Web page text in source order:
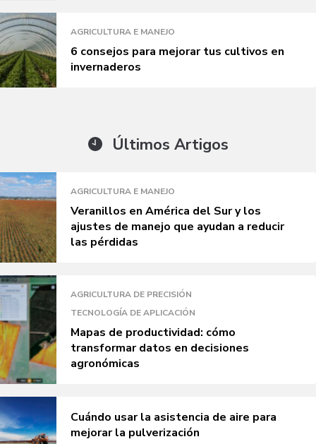
AGRICULTURA E MANEJO
6 consejos para mejorar tus cultivos en
invernaderos
Últimos Artigos
AGRICULTURA E MANEJO
Veranillos en América del Sur y los
ajustes de manejo que ayudan a reducir
las pérdidas
AGRICULTURA DE PRECISIÓN
TECNOLOGÍA DE APLICACIÓN
Mapas de productividad: cómo
transformar datos en decisiones
agronómicas
Cuándo usar la asistencia de aire para
mejorar la pulverización